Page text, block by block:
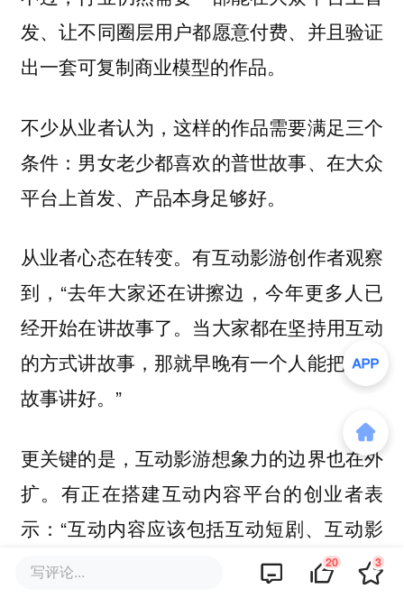
发、让不同圈层用户都愿意付费、并且验证
出一套可复制商业模型的作品。
不少从业者认为，这样的作品需要满足三个
条件：男女老少都喜欢的普世故事、在大众
平台上首发、产品本身足够好。
从业者心态在转变。有互动影游创作者观察
到，“去年大家还在讲擦边，今年更多人已
经开始在讲故事了。当大家都在坚持用互动
的方式讲故事，那就早晚有一个人能把这个
故事讲好。”
更关键的是，互动影游想象力的边界也在外
扩。有正在搭建互动内容平台的创业者表
示：“互动内容应该包括互动短剧、互动影
游、互动短视频等。这是平行的几类，互动
写评论... 20 3